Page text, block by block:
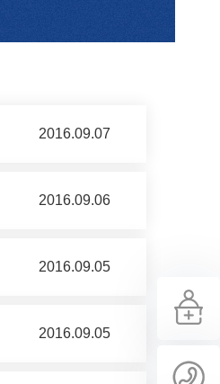
2016.09.07
2016.09.06
2016.09.05
2016.09.05